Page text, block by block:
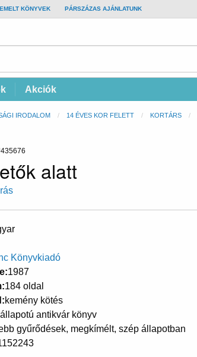
KÖNYVEK PÁRSZÁZAS AJÁNLATUNK
Akciók
IRODALOM 14 ÉVES KOR FELETT KORTÁRS
alatt
Könyvkiadó
1987
184 oldal
kemény kötés
antikvár könyv
gyűrődések, megkímélt, szép állapotban